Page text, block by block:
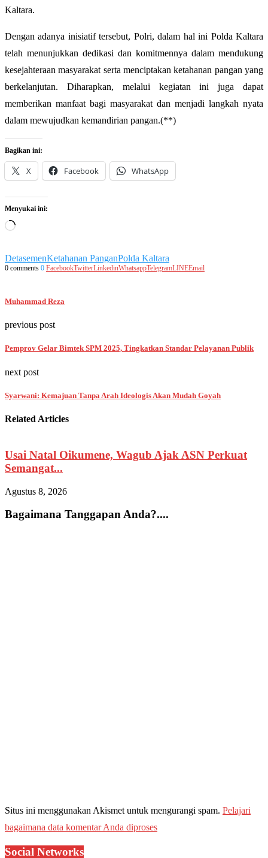
Kaltara.
Dengan adanya inisiatif tersebut, Polri, dalam hal ini Polda Kaltara
telah menunjukkan dedikasi dan komitmennya dalam mendukung
kesejahteraan masyarakat serta menciptakan ketahanan pangan yang
berkelanjutan. Diharapkan, melalui kegiatan ini juga dapat
memberikan manfaat bagi masyarakat dan menjadi langkah nyata
dalam mewujudkan kemandirian pangan.(**)
Bagikan ini:
X Facebook WhatsApp
Menyukai ini:
Memuat...
DetasemenKetahanan PanganPolda Kaltara
0 comments 0 FacebookTwitterLinkedinWhatsappTelegramLINEEmail
Muhammad Reza
previous post
Pemprov Gelar Bimtek SPM 2025, Tingkatkan Standar Pelayanan Publik
next post
Syarwani: Kemajuan Tanpa Arah Ideologis Akan Mudah Goyah
Related Articles
Usai Natal Oikumene, Wagub Ajak ASN Perkuat
Semangat...
Agustus 8, 2026
Bagaimana Tanggapan Anda?....
Situs ini menggunakan Akismet untuk mengurangi spam. Pelajari
bagaimana data komentar Anda diproses
Social Networks